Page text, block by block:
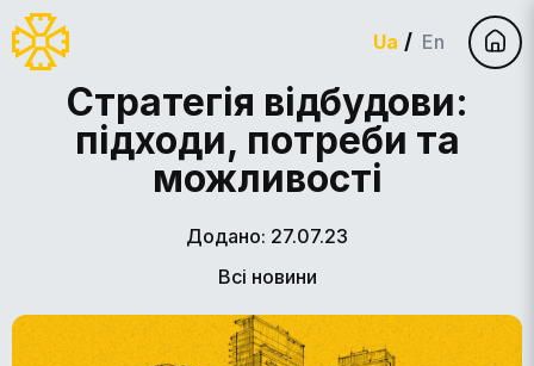
Ua En
Стратегія відбудови:
підходи, потреби та
можливості
Додано: 27.07.23
Всі новини